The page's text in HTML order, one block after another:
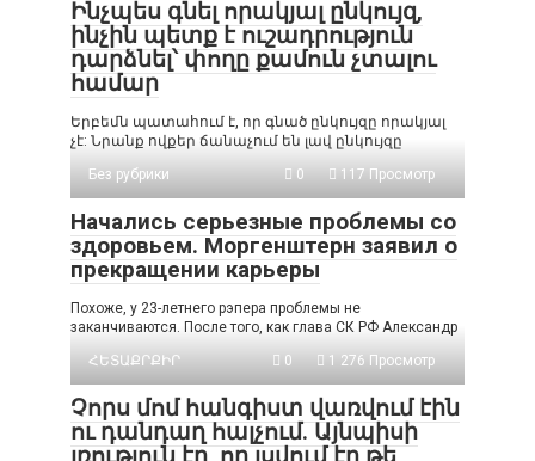
Ինչպես գնել որակյալ ընկույզ,
ինչին պետք է ուշադրություն
դարձնել՝ փողը քամուն չտալու
համար
Երբեմն պատահում է, որ գնած ընկույզը որակյալ
չէ: Նրանք ովքեր ճանաչում են լավ ընկույզը
Без рубрики
0 117 Просмотр
Начались серьезные проблемы со
здоровьем. Моргенштерн заявил о
прекращении карьеры
Похоже, у 23-летнего рэпера проблемы не
заканчиваются. После того, как глава СК РФ Александр
ՀԵՏԱՔՐՔԻՐ
0 1 276 Просмотр
Չորս մոմ հանգիստ վառվում էին
ու դանդաղ հալչում. Այնպիսի